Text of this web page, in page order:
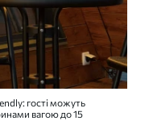
гості можуть
вагою до 15